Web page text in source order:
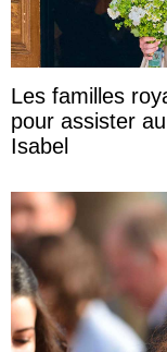
Les familles
pour assister
Isabel